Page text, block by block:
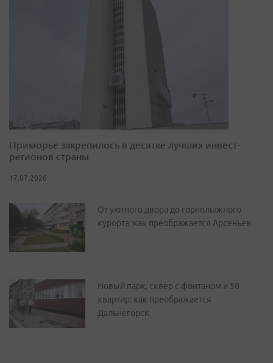
Приморье закрепилось в десятке лучших инвест-
регионов страны
17.07.2026
От уютного двора до горнолыжного
курорта: как преображается Арсеньев
Новый парк, сквер с фонтаном и 50
квартир: как преображается
Дальнегорск